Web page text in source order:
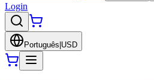
Login
Português USD